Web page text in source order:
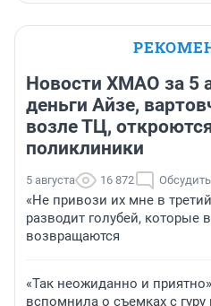
Новости ХМАО за 5
деньги Айзе,
возле ТЦ,
поликлиники
5 августа 16 872 Обсудить
«Не привози их мне в
разводит голубей, которые
возвращаются
«Так неожиданно и
вспомнила о съемках с